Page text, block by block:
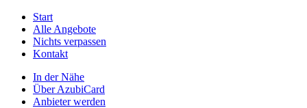
Start
Alle Angebote
Nichts verpassen
Kontakt
In der Nähe
Über AzubiCard
Anbieter werden